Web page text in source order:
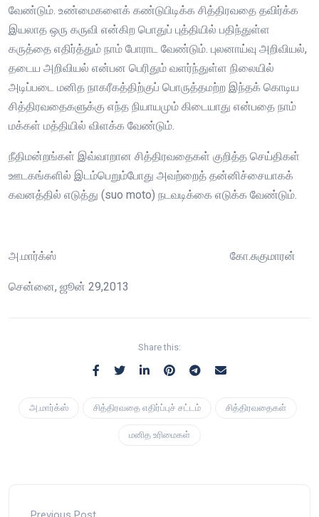
வேண்டும். உண்மைகளைக் கண்டுபிடிக்க சித்திரவதை தவிர்க்க
இயலாத ஒரு கருவி என்கிற பொதுப் புத்தியில் பதிந்துள்ள
கருத்தை எதிர்த்தும் நாம் போராட வேண்டும். புலனாய்வு அறிவியல்,
தடைய அறிவியல் என்பன பெரிதும் வளர்ந்துள்ள நிலையில்
அடிப்படை மனித நாகரீகத்திற்குப் பொருத்தமற்ற இந்தக் கொடிய
சித்திரவதைகளுக்கு எந்த நியாயமும் கிடையாது என்பதை நாம்
மக்கள் மத்தியில் விளக்க வேண்டும்.
நீதிமன்றங்கள் இவ்வாறான சித்திரவதைகள் குறித்த செய்திகள்
ஊடகங்களில் இடம்பெறும்போது அவற்றைத் தன்னிச்சையாகக்
கவனத்தில் எடுத்து (suo moto) நடவடிக்கை எடுக்க வேண்டும்.
அ.மார்க்ஸ் கோ.சுகுமாரன்
சென்னை, ஜூன் 29,2013
Share this:
அ.மார்க்ஸ் சித்திரவதை எதிர்ப்புச் சட்டம் சித்திரவதைகள்
மனித உரிமைகள்